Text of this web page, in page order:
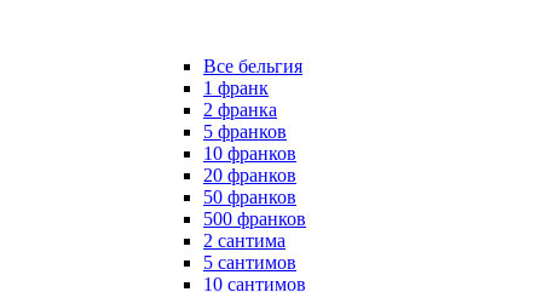
Все бельгия
1 франк
2 франка
5 франков
10 франков
20 франков
50 франков
500 франков
2 сантима
5 сантимов
10 сантимов